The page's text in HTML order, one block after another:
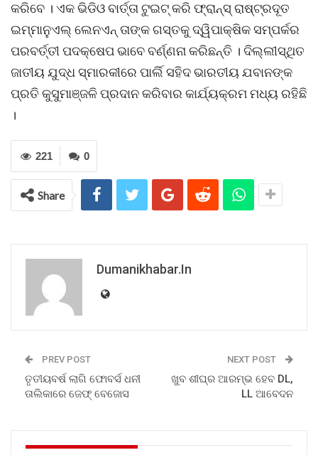
କରିବେ । ଏକ ଭିଡିଓ ବାର୍ତ୍ତା ଟୁଇଟ୍ କରି ଫ୍ରାନ୍ସ୍ ରାଷ୍ଟ୍ରଦୂତ
ଇମ୍ମାନୁଏଲ୍ ଲେନଏନ୍ ତାଙ୍କ ଗସ୍ତକୁ ଦ୍ୱିପାକ୍ଷିକ ସମ୍ପର୍କର
ପରବର୍ତ୍ତୀ ପଦକ୍ଷେପ ଭାବେ ବର୍ଣ୍ଣନା କରିଛନ୍ତି । ଦିଲ୍ଲୀସ୍ଥିତ
ଜାତୀୟ ଯୁଦ୍ଧ ସ୍ମାରକୀରେ ପାର୍ଲି ସହିଦ ଭାରତୀୟ ଯବାନଙ୍କ
ପ୍ରତି କୁସୁମାଞ୍ଜଳି ପ୍ରଦାନ କରିବାର କାର୍ଯ୍ୟକ୍ରମ ମଧ୍ୟ ରହିଛି
।
0
221
Share
Dumanikhabar.in
PREV POST
ତୃତୀୟବର୍ଷ ଲାଗି ଫୋବର୍ସ ଧନୀ
ତାଲିକାରେ ଜେଫ୍ ବେଜୋସ
NEXT POST
ଖୁବ ଶୀଘ୍ର ଆରମ୍ଭ ହେବ DL,
LL ଆବେଦନ